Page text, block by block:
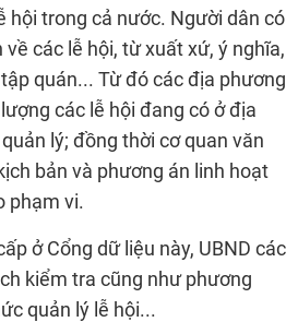
hội trong cả nước. Người dân có
các lễ hội, từ xuất xứ, ý nghĩa,
quán... Từ đó các địa phương
các lễ hội đang có ở địa
lý; đồng thời cơ quan văn
bản và phương án linh hoạt
phạm vi.
ở Cổng dữ liệu này, UBND các
kiểm tra cũng như phương
quản lý lễ hội...